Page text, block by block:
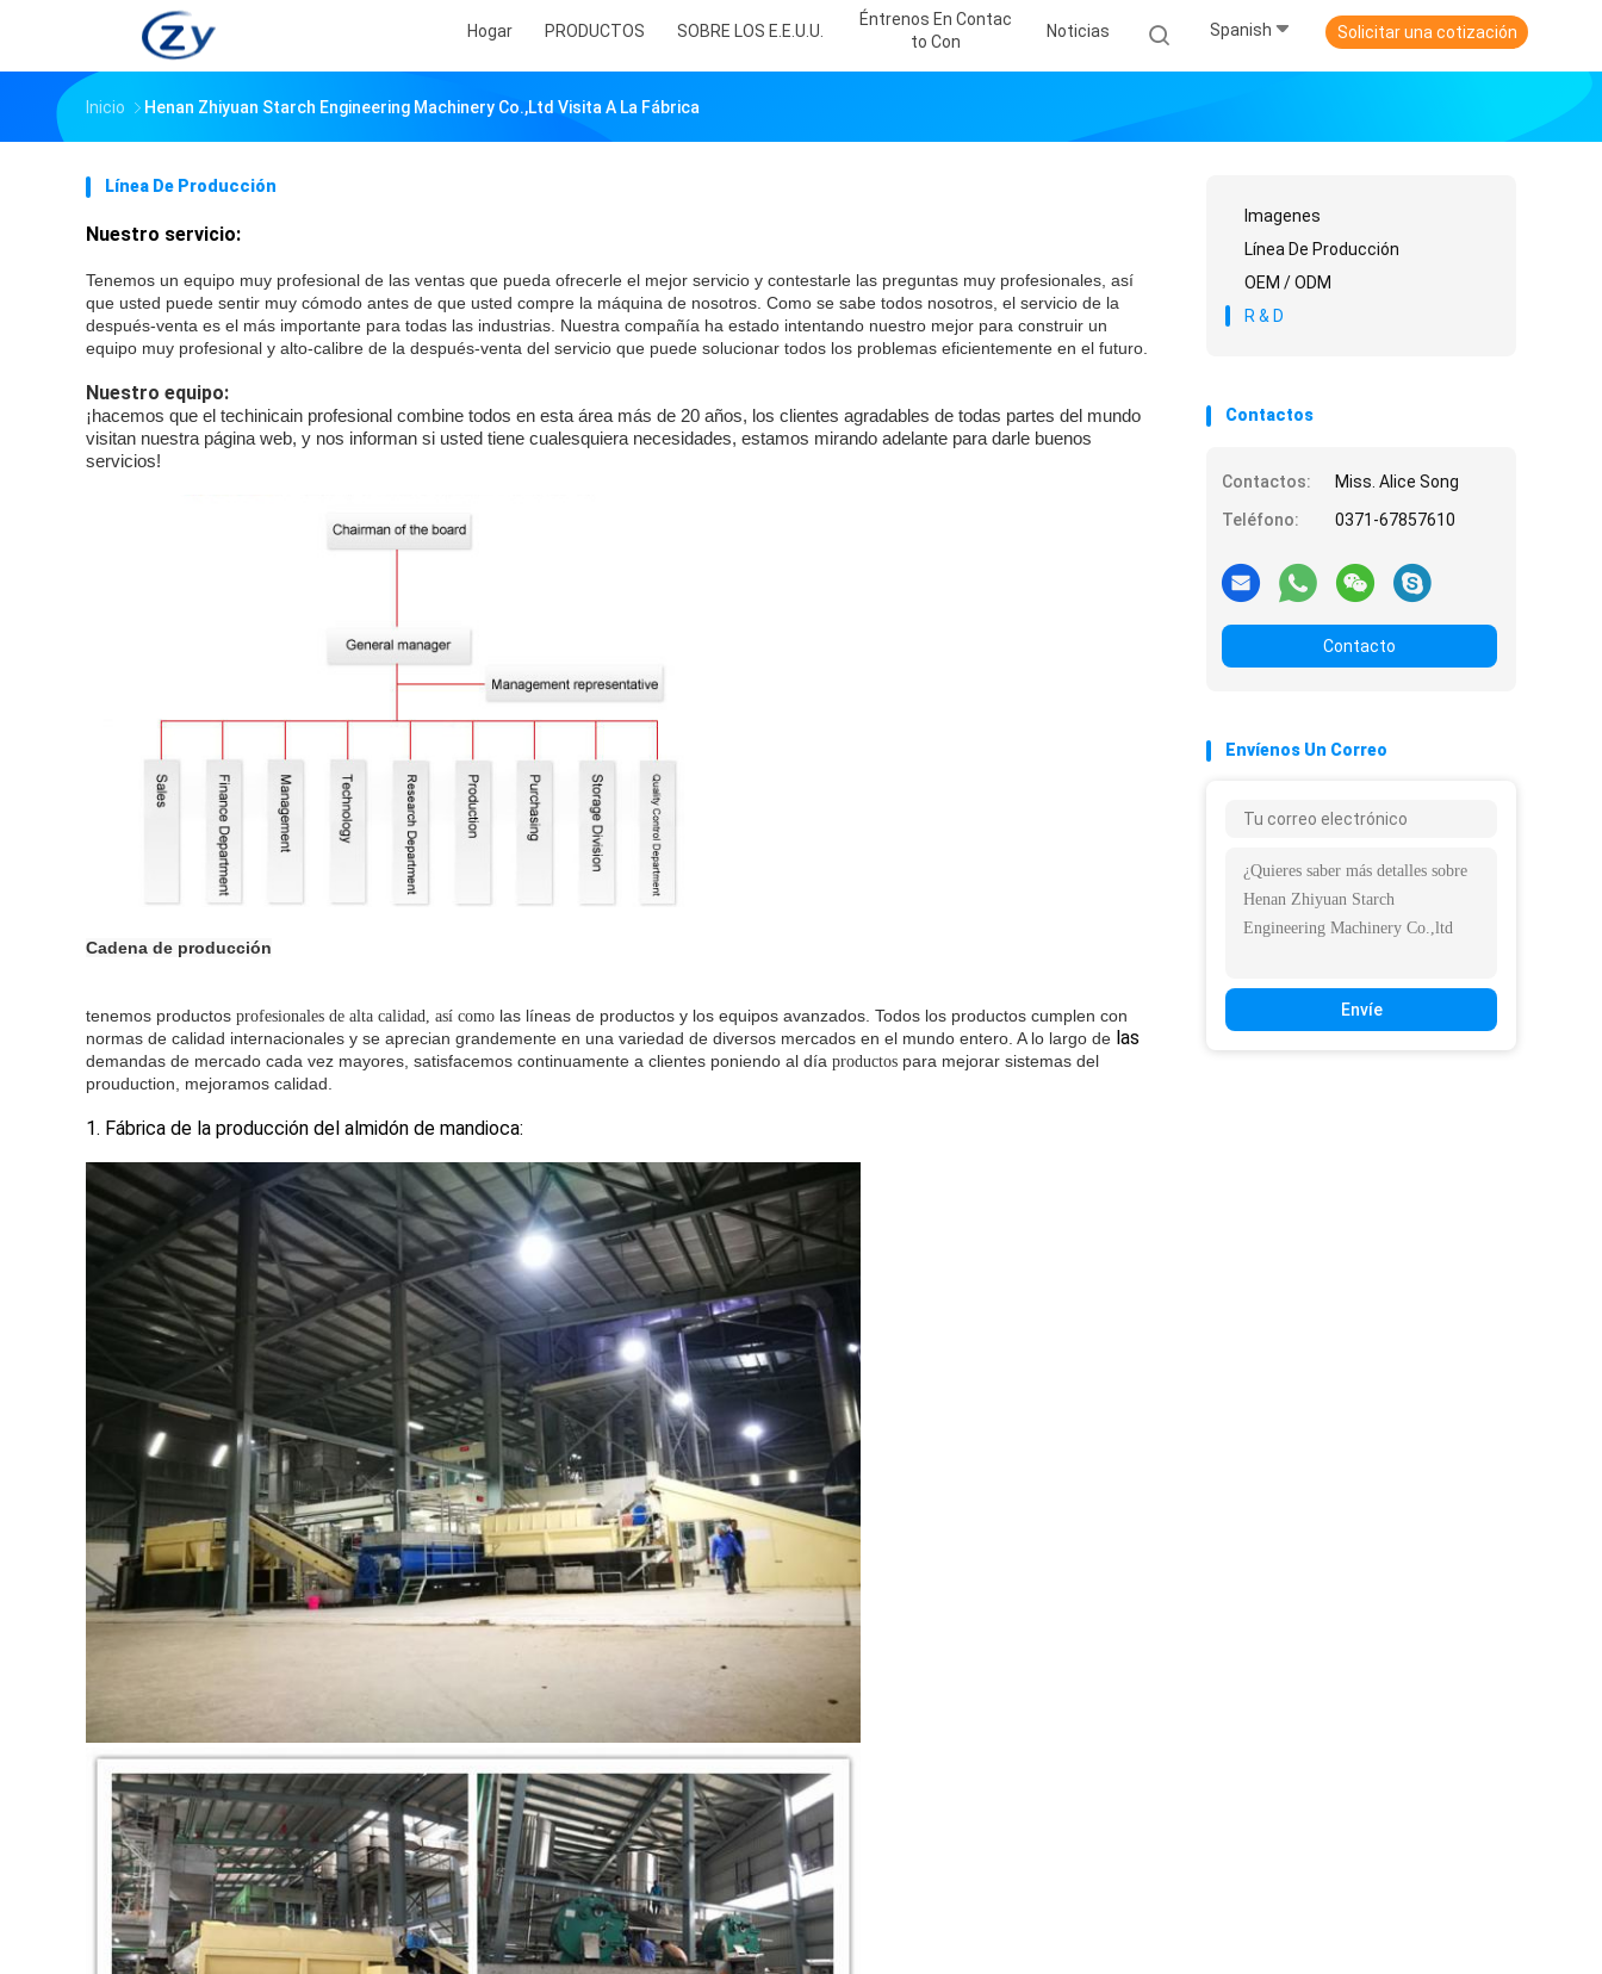
Hogar PRODUCTOS SOBRE LOS E.E.U.U.
Éntrenos En Contac
To Con
Noticias Spanish Solicitar una cotización
Inicio Henan Zhiyuan Starch Engineering Machinery Co.,ltd Visita A La Fábrica
Línea De Producción
Nuestro servicio:
Tenemos un equipo muy profesional de las ventas que pueda ofrecerle el mejor servicio y contestarle las preguntas muy profesionales, así
que usted puede sentir muy cómodo antes de que usted compre la máquina de nosotros. Como se sabe todos nosotros, el servicio de la
después-venta es el más importante para todas las industrias. Nuestra compañía ha estado intentando nuestro mejor para construir un
equipo muy profesional y alto-calibre de la después-venta del servicio que puede solucionar todos los problemas eficientemente en el futuro.
Nuestro equipo:
¡hacemos que el techinicain profesional combine todos en esta área más de 20 años, los clientes agradables de todas partes del mundo
visitan nuestra página web, y nos informan si usted tiene cualesquiera necesidades, estamos mirando adelante para darle buenos
servicios!
Cadena de producción
tenemos productos profesionales de alta calidad, así como las líneas de productos y los equipos avanzados. Todos los productos cumplen con
normas de calidad internacionales y se aprecian grandemente en una variedad de diversos mercados en el mundo entero. A lo largo de las
demandas de mercado cada vez mayores, satisfacemos continuamente a clientes poniendo al día productos para mejorar sistemas del
prouduction, mejoramos calidad.
1. Fábrica de la producción del almidón de mandioca:
Imagenes
Línea De Producción
OEM / ODM
R & D
Contactos
Contactos:
Miss. Alice Song
Teléfono:
0371-67857610
Contacto
Envíenos Un Correo
Envíe